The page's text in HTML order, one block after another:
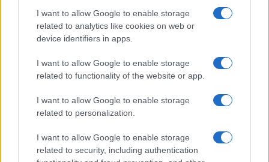
I want to allow Google to enable storage
related to analytics like cookies on web or
device identifiers in apps.
I want to allow Google to enable storage
related to functionality of the website or app.
I want to allow Google to enable storage
related to personalization.
I want to allow Google to enable storage
related to security, including authentication
Facebook
Cookie Policy
Globalscience
Globalsport
Megachip
GiULia
Prima Pagina
Giornale dello
Spettacolo
Wondernet